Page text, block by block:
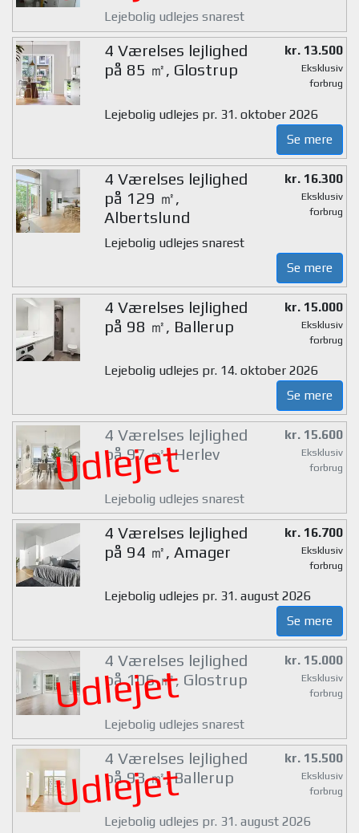
Lejebolig udlejes snarest
4 Værelses lejlighed
på 85 ㎡, Glostrup
kr. 13.500
Eksklusiv
forbrug
Lejebolig udlejes pr. 31. oktober 2026
Se mere
4 Værelses lejlighed
på 129 ㎡,
Albertslund
kr. 16.300
Eksklusiv
forbrug
Lejebolig udlejes snarest
Se mere
4 Værelses lejlighed
på 98 ㎡, Ballerup
kr. 15.000
Eksklusiv
forbrug
Lejebolig udlejes pr. 14. oktober 2026
Se mere
Udlejet
4 Værelses lejlighed
på 97 ㎡, Herlev
kr. 15.600
Eksklusiv
forbrug
Lejebolig udlejes snarest
4 Værelses lejlighed
på 94 ㎡, Amager
kr. 16.700
Eksklusiv
forbrug
Lejebolig udlejes pr. 31. august 2026
Se mere
Udlejet
4 Værelses lejlighed
på 106 ㎡, Glostrup
kr. 15.000
Eksklusiv
forbrug
Lejebolig udlejes snarest
Udlejet
4 Værelses lejlighed
på 93 ㎡, Ballerup
kr. 15.500
Eksklusiv
forbrug
Lejebolig udlejes pr. 31. august 2026